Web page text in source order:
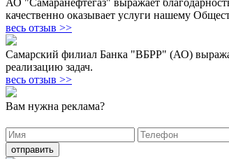
качественно оказывает услуги нашему
весь отзыв >>
Самарский филиал Банка "ВБРР" (АО)
реализацию задач.
весь отзыв >>
Вам нужна реклама?